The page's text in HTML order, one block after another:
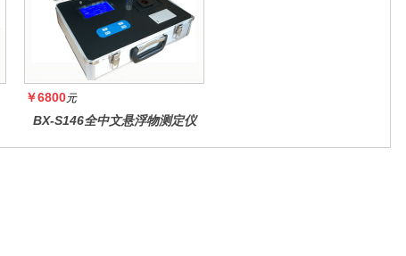
￥6800元
BX-S146全中文悬浮物测定仪